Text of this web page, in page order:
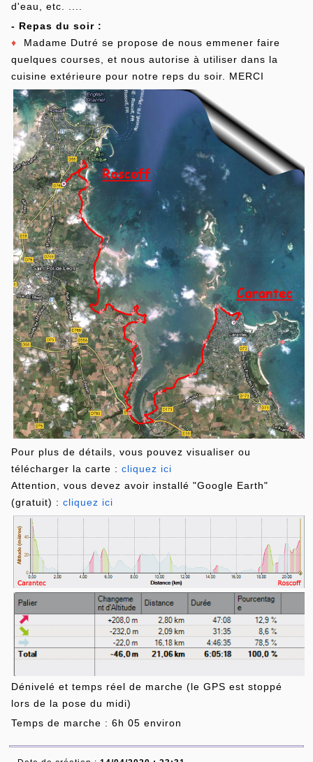
d'eau, etc. ....
- Repas du soir :
♦ Madame Dutré se propose de nous emmener faire
quelques courses, et nous autorise à utiliser dans la
cuisine extérieure pour notre reps du soir. MERCI
Pour plus de détails, vous pouvez visualiser ou
télécharger la carte : cliquez ici
Attention, vous devez avoir installé "Google Earth"
(gratuit) : cliquez ici
Dénivelé et temps réel de marche (le GPS est stoppé
lors de la pose du midi)
Temps de marche : 6h 05 environ